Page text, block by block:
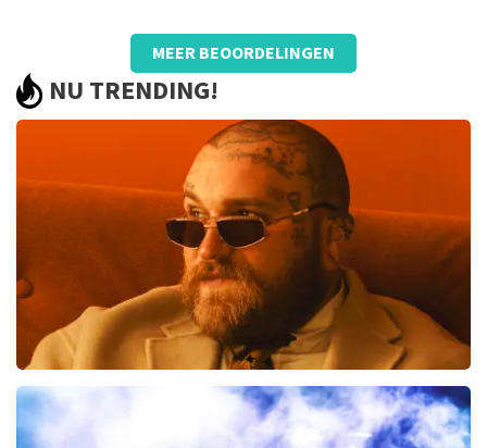
Beoordeling van Anoniem overTopTicketShop
Prima geregeld
De recensie is vertaaldOrigineel weergeven
MEER BEOORDELINGEN
NU TRENDING!
Teddy Swims